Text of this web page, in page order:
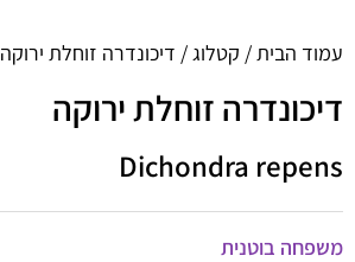
עמוד הבית / קטלוג / דיכונדרה זוחלת ירוקה
דיכונדרה זוחלת ירוקה
Dichondra repens
משפחה בוטנית